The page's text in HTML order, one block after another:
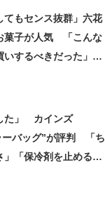
てもセンス抜群」六花
菓子が人気 「こんな
するべきだった」
た」 カインズ
ーバッグ”が評判 「ち
」「保冷剤を止めるベ